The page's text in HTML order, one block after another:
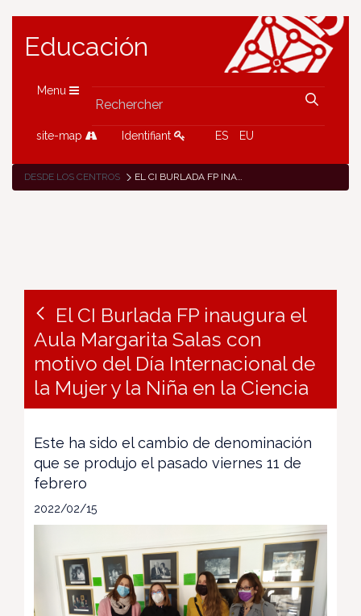
Educación
Menu
site-map Identifiant ES EU
DESDE LOS CENTROS EL CI BURLADA FP INAUGURA EL AULA MARGARITA SALAS CON MOTIVO DEL DÍA INTERNACIONAL DE LA MUJER Y LA NIÑA EN LA CIENCIA
El CI Burlada FP inaugura el
Aula Margarita Salas con
motivo del Día Internacional de
la Mujer y la Niña en la Ciencia
Este ha sido el cambio de denominación
que se produjo el pasado viernes 11 de
febrero
2022/02/15